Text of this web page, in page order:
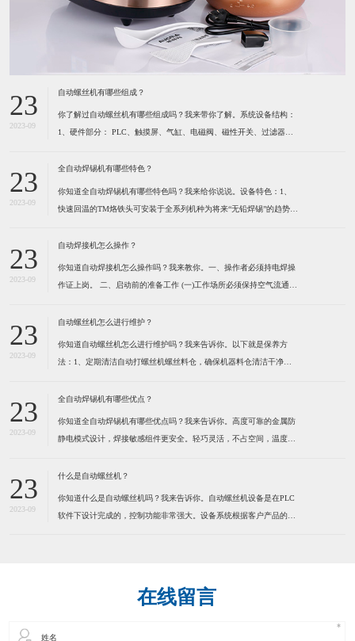
23
2023-09
自动螺丝机有哪些组成？
你了解过自动螺丝机有哪些组成吗？我来带你了解。系统设备结构：
1、硬件部分： PLC、触摸屏、气缸、电磁阀、磁性开关、过滤器及
警灯、空气开关、开关电源、风批、振动盘、系统设备箱、电箱、定
23
2023-09
全自动焊锡机有哪些特色？
你知道全自动焊锡机有哪些特色吗？我来给你说说。设备特色：1、
快速回温的TM烙铁头可安装于全系列机种为将来“无铅焊锡”的趋势所
的细微变化。（1）六秒钟之内即可达到300℃。（2）卡式设计的烙
23
2023-09
自动焊接机怎么操作？
你知道自动焊接机怎么操作吗？我来教你。一、操作者必须持电焊操
作证上岗。 ​二、启动前的准备工作 (一)工作场所必须保持空气流通,
易燃物品,以防发生火灾。 (三)检查焊机外壳是否接地,电缆是否破
23
2023-09
自动螺丝机怎么进行维护？
你知道自动螺丝机怎么进行维护吗？我来告诉你。以下就是保养方
法：1、定期清洁自动打螺丝机螺丝料仓，确保机器料仓清洁干净。
量加些润滑脂，保持通风,干燥。 2、定期清洁自动打螺丝机螺丝
23
2023-09
全自动焊锡机有哪些优点？
你知道全自动焊锡机有哪些优点吗？我来告诉你。高度可靠的金属防
静电模式设计，焊接敏感组件更安全。轻巧灵活，不占空间，温度，
力。为了健康请使用环保型无铅锡线。特别适合各类电子连接器，
23
2023-09
什么是自动螺丝机？
你知道什么是自动螺丝机吗？我来告诉你。自动螺丝机设备是在PLC
软件下设计完成的，控制功能非常强大。设备系统根据客户产品的实
在线留言